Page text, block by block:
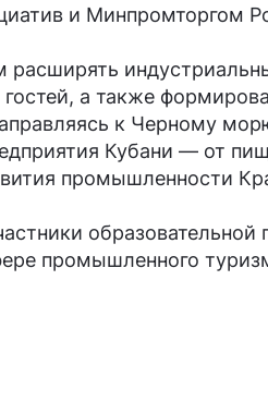
и Минпромторгом
а также
к Черному
Кубани — от
промышленности
промышленного